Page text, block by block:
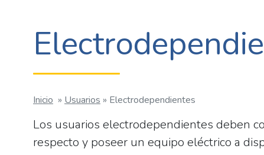
Inicio » Usuarios » Electrodependientes
Los usuarios electrodependientes deben
respecto y poseer un equipo eléctrico a